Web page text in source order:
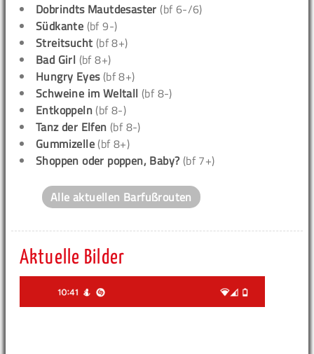
Dobrindts Mautdesaster (bf 6-/6)
Südkante (bf 9-)
Streitsucht (bf 8+)
Bad Girl (bf 8+)
Hungry Eyes(bf 8+)
Schweine im Weltall (bf 8-)
Entkoppeln (bf 8-)
Tanz der Elfen (bf 8-)
Gummizelle (bf 8+)
Shoppen oder poppen, Baby? (bf 7+)
Alle aktuellen Barfußrouten
Aktuelle Bilder